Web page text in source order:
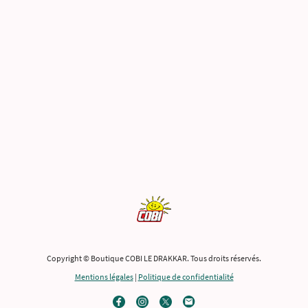
Copyright © Boutique COBI LE DRAKKAR. Tous droits réservés.
Mentions légales| Politique de confidentialité